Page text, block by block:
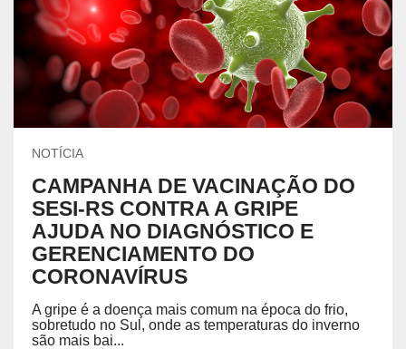
NOTÍCIA
CAMPANHA DE VACINAÇÃO DO
SESI-RS CONTRA A GRIPE
AJUDA NO DIAGNÓSTICO E
GERENCIAMENTO DO
CORONAVÍRUS
A gripe é a doença mais comum na época do frio,
sobretudo no Sul, onde as temperaturas do inverno
são mais bai...